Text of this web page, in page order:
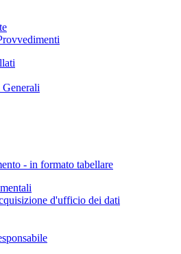
- in formato tabellare
d'ufficio dei dati